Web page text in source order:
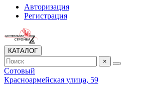
Авторизация
Регистрация
КАТАЛОГ
×
Сотовый
Красноармейская улица, 59